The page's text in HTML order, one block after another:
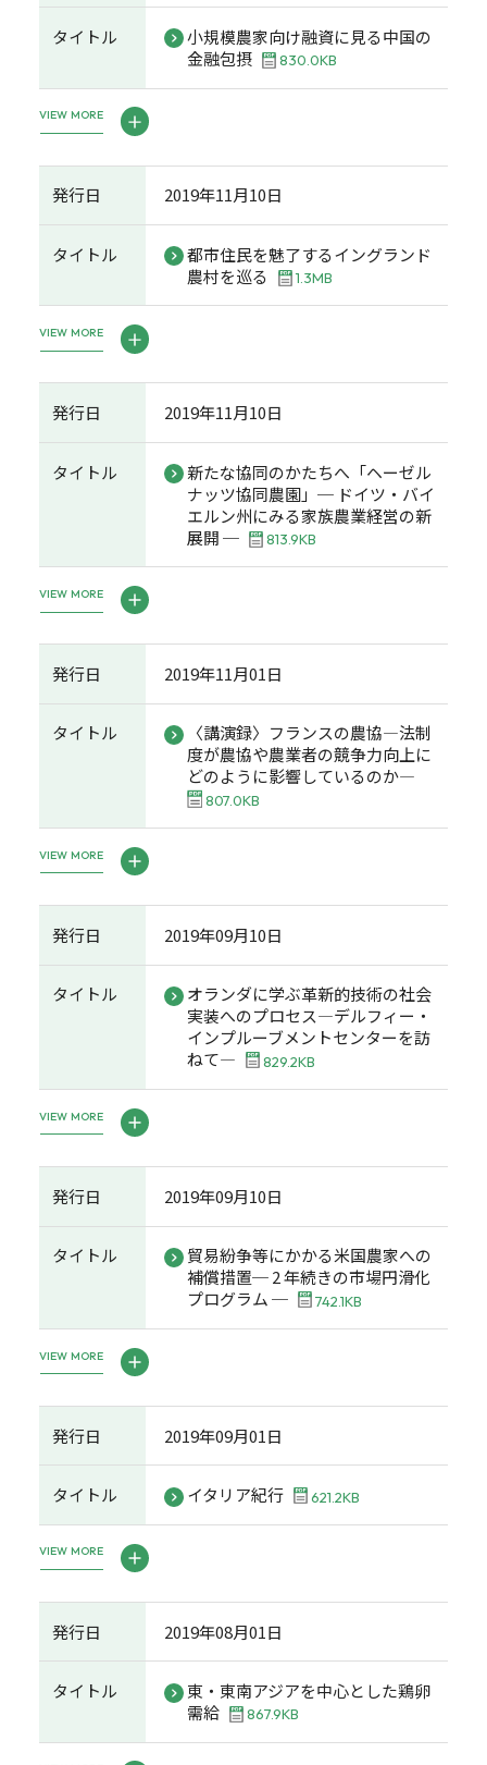
タイトル
小規模農家向け融資に見る中国の
金融包摂
830.0KB
VIEW MORE
発行日 2019年11月10日
タイトル
都市住民を魅了するイングランド
農村を巡る
1.3MB
VIEW MORE
発行日 2019年11月10日
タイトル
新たな協同のかたちへ「ヘーゼル
ナッツ協同農園」─ ドイツ・バイ
エルン州にみる家族農業経営の新
展開 ─
813.9KB
VIEW MORE
発行日 2019年11月01日
タイトル
〈講演録〉フランスの農協―法制
度が農協や農業者の競争力向上に
どのように影響しているのか―
807.0KB
VIEW MORE
発行日 2019年09月10日
タイトル
オランダに学ぶ革新的技術の社会
実装へのプロセス―デルフィー・
インプルーブメントセンターを訪
ねて―
829.2KB
VIEW MORE
発行日 2019年09月10日
タイトル
貿易紛争等にかかる米国農家への
補償措置─ 2 年続きの市場円滑化
プログラム ─
742.1KB
VIEW MORE
発行日 2019年09月01日
タイトル イタリア紀行 621.2KB
VIEW MORE
発行日 2019年08月01日
タイトル
東・東南アジアを中心とした鶏卵
需給
867.9KB